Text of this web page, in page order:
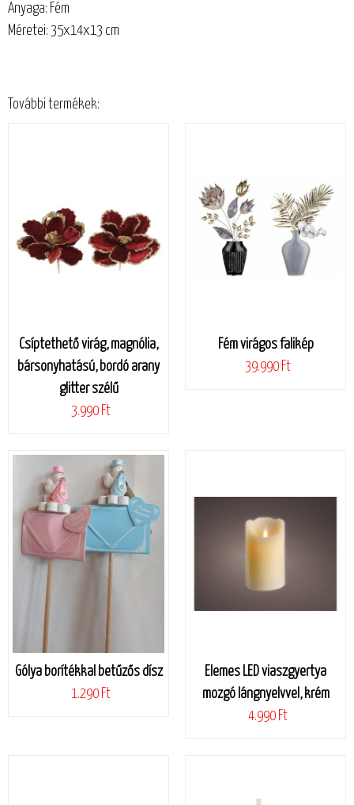
Anyaga: Fém
Méretei: 35x14x13 cm
További termékek:
Csíptethető virág, magnólia,
bársonyhatású, bordó arany
glitter szélű
3.990 Ft
Fém virágos falikép
39.990 Ft
Gólya borítékkal betűzős dísz
1.290 Ft
Elemes LED viaszgyertya
mozgó lángnyelvvel, krém
4.990 Ft